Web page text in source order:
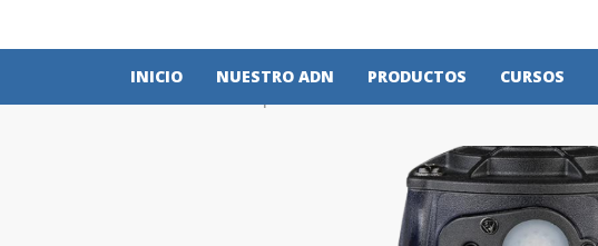
INICIO NUESTRO ADN PRODUCTOS CURSOS